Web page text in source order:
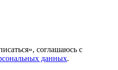
соглашаюсь с
данных.